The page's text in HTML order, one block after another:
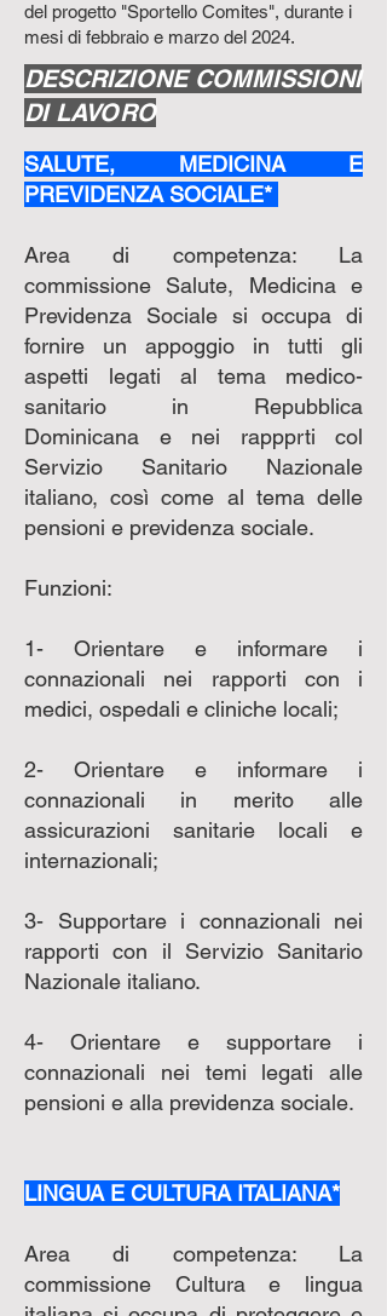
del progetto "Sportello Comites", durante i
mesi di febbraio e marzo del 2024.
DESCRIZIONE COMMISSIONI
DI LAVORO
SALUTE, MEDICINA E
PREVIDENZA SOCIALE*
Area di competenza: La
commissione Salute, Medicina e
Previdenza Sociale si occupa di
fornire un appoggio in tutti gli
aspetti legati al tema medico-
sanitario in Repubblica
Dominicana e nei rappprti col
Servizio Sanitario Nazionale
italiano, così come al tema delle
pensioni e previdenza sociale.
Funzioni:
1- Orientare e informare i
connazionali nei rapporti con i
medici, ospedali e cliniche locali;
2- Orientare e informare i
connazionali in merito alle
assicurazioni sanitarie locali e
internazionali;
3- Supportare i connazionali nei
rapporti con il Servizio Sanitario
Nazionale italiano.
4- Orientare e supportare i
connazionali nei temi legati alle
pensioni e alla previdenza sociale.
LINGUA E CULTURA ITALIANA*
Area di competenza: La
commissione Cultura e lingua